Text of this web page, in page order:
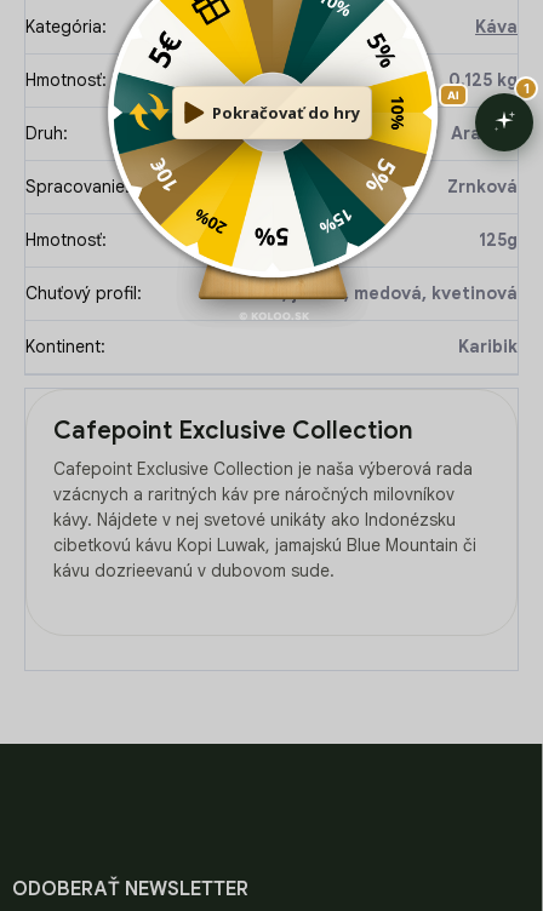
Kategória: Káva
Hmotnosť: 0.125 kg
Druh: Arabika
Spracovanie: Zrnková
Hmotnosť: 125g
Chuťový profil : horká, jemná, medová, kvetinová
Kontinent: Karibik
Cafepoint Exclusive Collection
Cafepoint Exclusive Collection je naša výberová rada
vzácnych a raritných káv pre náročných milovníkov
kávy. Nájdete v nej svetové unikáty ako Indonézsku
cibetkovú kávu Kopi Luwak, jamajskú Blue Mountain či
kávu dozrieevanú v dubovom sude.
ODOBERAŤ NEWSLETTER